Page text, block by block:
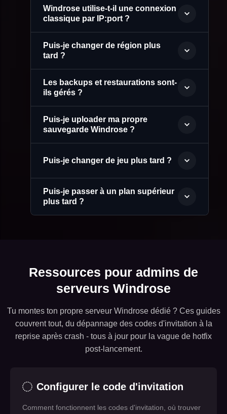
Windrose utilise-t-il une connexion
classique par IP:port ?
Puis-je changer de région plus
tard ?
Les backups et restaurations sont-
ils gérés ?
Puis-je uploader ma propre
sauvegarde Windrose ?
Puis-je changer de jeu plus tard ?
Puis-je passer à un plan supérieur
plus tard ?
Ressources pour admins de
serveurs Windrose
Tu montes ton propre serveur Windrose dédié ? Ces guides
couvrent tout, du dépannage des codes d'invitation à la
reprise après crash - tous à jour pour la vague de hotfix
post-lancement.
Configurer le code d'invitation
Comment fonctionnent les codes d'invitation, où trouver